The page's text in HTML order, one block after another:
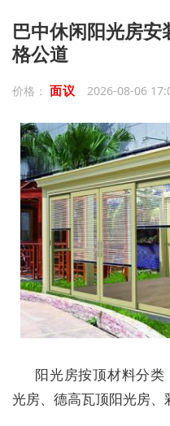
巴中休闲阳光房
格公道
价格： 面议 2026-08-06
阳光房按顶材料分
光房、德高瓦顶阳光房、